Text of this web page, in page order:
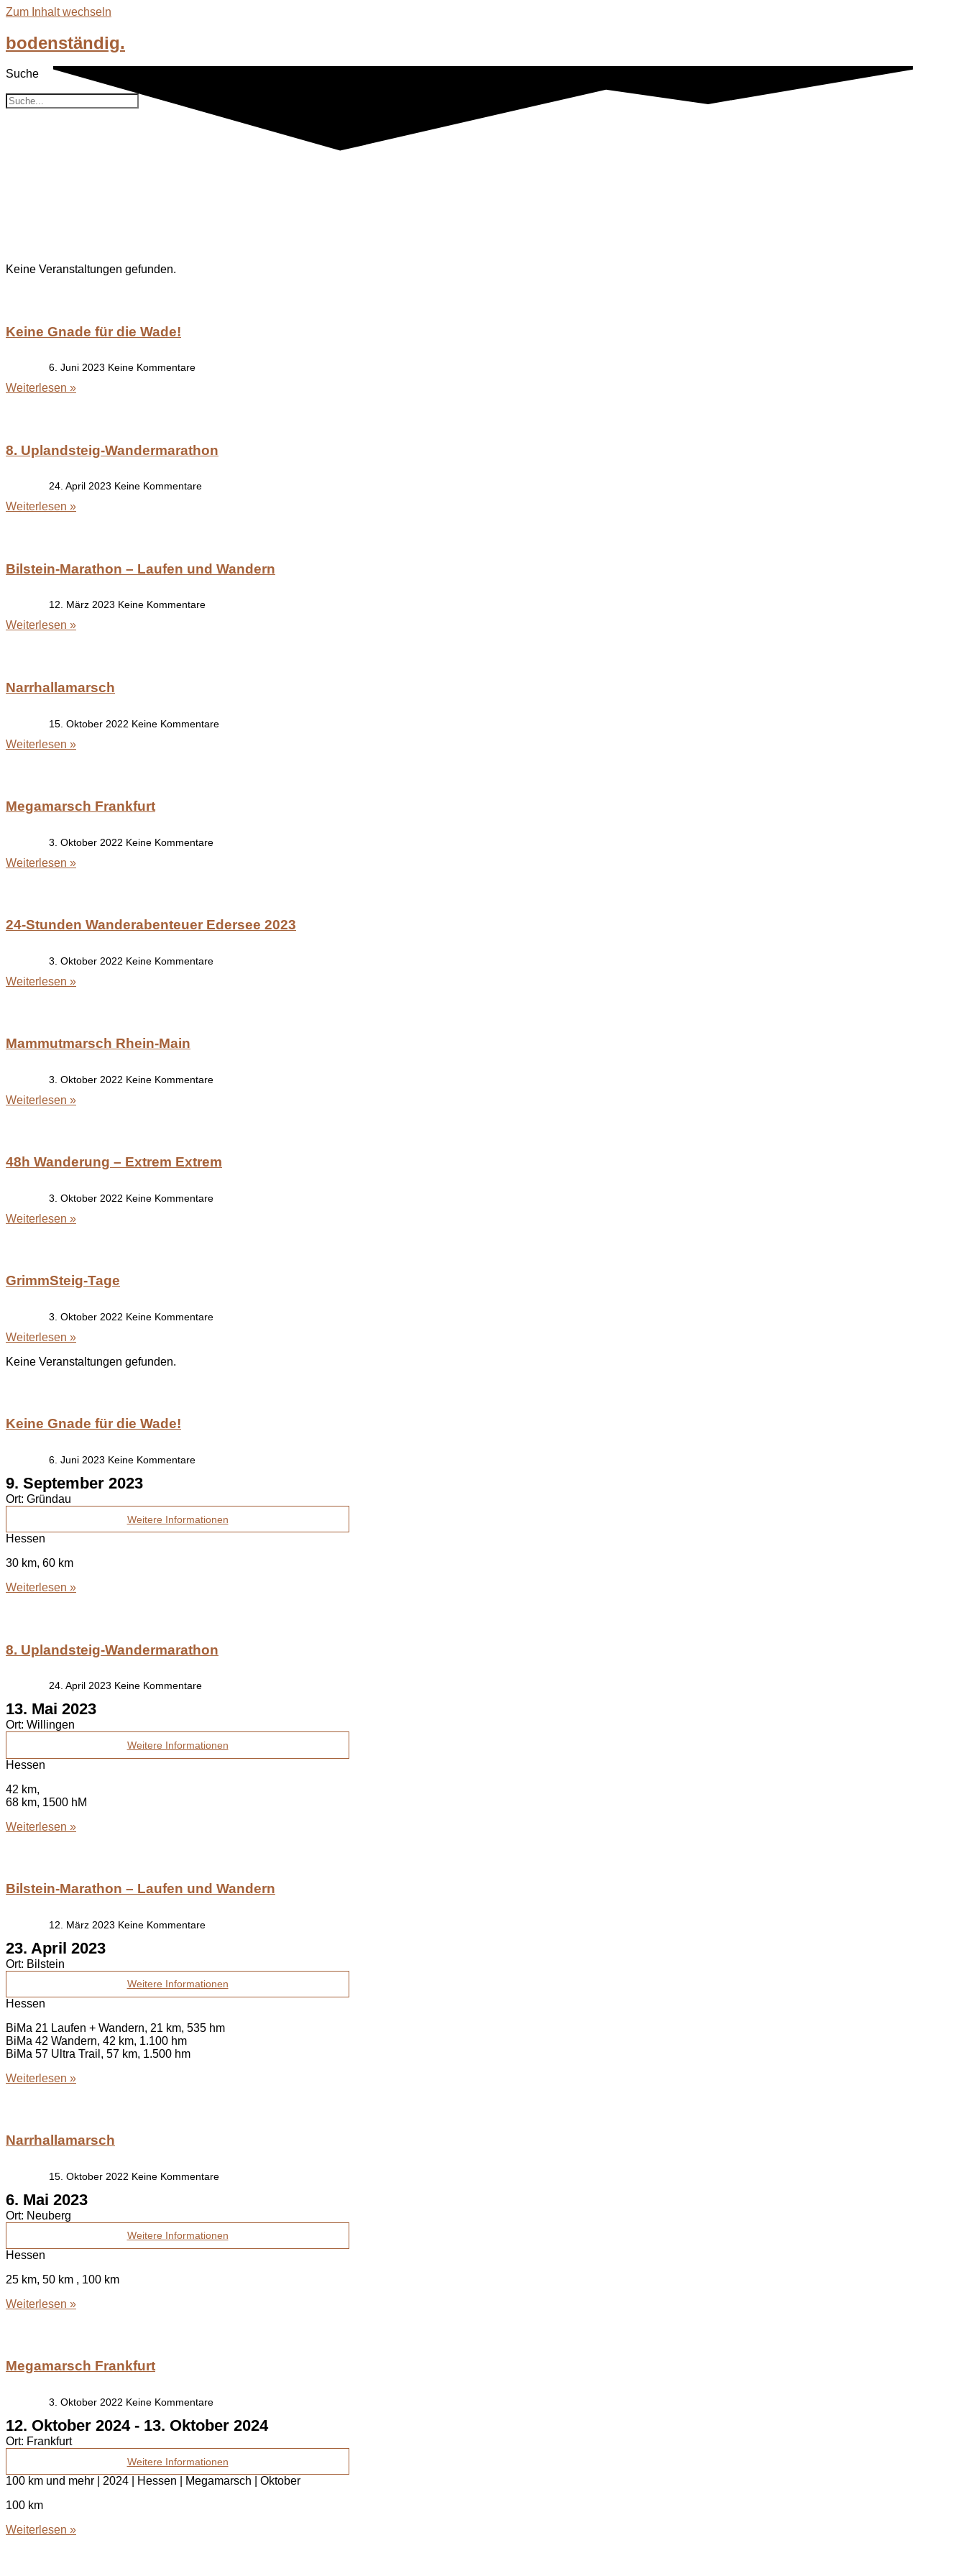
Zum Inhalt wechseln
bodenständig.
Suche
Keine Veranstaltungen gefunden.
Keine Gnade für die Wade!
6. Juni 2023 Keine Kommentare
Weiterlesen »
8. Uplandsteig-Wandermarathon
24. April 2023 Keine Kommentare
Weiterlesen »
Bilstein-Marathon – Laufen und Wandern
12. März 2023 Keine Kommentare
Weiterlesen »
Narrhallamarsch
15. Oktober 2022 Keine Kommentare
Weiterlesen »
Megamarsch Frankfurt
3. Oktober 2022 Keine Kommentare
Weiterlesen »
24-Stunden Wanderabenteuer Edersee 2023
3. Oktober 2022 Keine Kommentare
Weiterlesen »
Mammutmarsch Rhein-Main
3. Oktober 2022 Keine Kommentare
Weiterlesen »
48h Wanderung – Extrem Extrem
3. Oktober 2022 Keine Kommentare
Weiterlesen »
GrimmSteig-Tage
3. Oktober 2022 Keine Kommentare
Weiterlesen »
Keine Veranstaltungen gefunden.
Keine Gnade für die Wade!
6. Juni 2023 Keine Kommentare
9. September 2023
Ort: Gründau
Weitere Informationen
Hessen
30 km, 60 km
Weiterlesen »
8. Uplandsteig-Wandermarathon
24. April 2023 Keine Kommentare
13. Mai 2023
Ort: Willingen
Weitere Informationen
Hessen
42 km,
68 km, 1500 hM
Weiterlesen »
Bilstein-Marathon – Laufen und Wandern
12. März 2023 Keine Kommentare
23. April 2023
Ort: Bilstein
Weitere Informationen
Hessen
BiMa 21 Laufen + Wandern, 21 km, 535 hm
BiMa 42 Wandern, 42 km, 1.100 hm
BiMa 57 Ultra Trail, 57 km, 1.500 hm
Weiterlesen »
Narrhallamarsch
15. Oktober 2022 Keine Kommentare
6. Mai 2023
Ort: Neuberg
Weitere Informationen
Hessen
25 km, 50 km , 100 km
Weiterlesen »
Megamarsch Frankfurt
3. Oktober 2022 Keine Kommentare
12. Oktober 2024 - 13. Oktober 2024
Ort: Frankfurt
Weitere Informationen
100 km und mehr | 2024 | Hessen | Megamarsch | Oktober
100 km
Weiterlesen »